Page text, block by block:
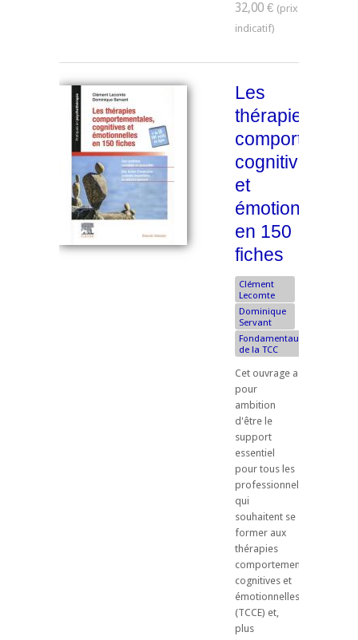
32,00 €
Les
thérapies
cognitives
et
émotionnelles
en 150
fiches
Clément
Lecomte
Dominique
Servant
Fondamentaux
de la TCC
Cet ouvrage a
pour
ambition
d'être le
support
essentiel
pour tous les
professionnels
qui
souhaitent se
former aux
thérapies
comportementales,
cognitives et
émotionnelles
(TCCE) et,
plus